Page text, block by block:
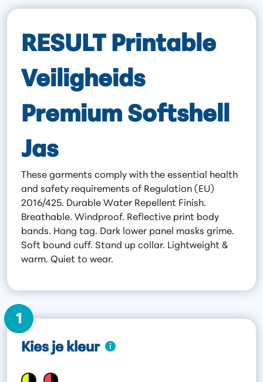
RESULT Printable
Veiligheids
Premium Softshell
Jas
These garments comply with the essential health
and safety requirements of Regulation (EU)
2016/425. Durable Water Repellent Finish.
Breathable. Windproof. Reflective print body
bands. Hang tag. Dark lower panel masks grime.
Soft bound cuff. Stand up collar. Lightweight &
warm. Quiet to wear.
1
Kies je kleur